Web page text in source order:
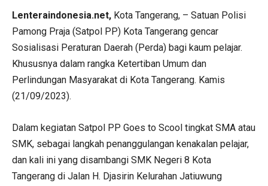
Lenteraindonesia.net, Kota Tangerang, – Satuan Polisi
Pamong Praja (Satpol PP) Kota Tangerang gencar
Sosialisasi Peraturan Daerah (Perda) bagi kaum pelajar.
Khususnya dalam rangka Ketertiban Umum dan
Perlindungan Masyarakat di Kota Tangerang. Kamis
(21/09/2023).
Dalam kegiatan Satpol PP Goes to Scool tingkat SMA atau
SMK, sebagai langkah penanggulangan kenakalan pelajar,
dan kali ini yang disambangi SMK Negeri 8 Kota
Tangerang di Jalan H. Djasirin Kelurahan Jatiuwung